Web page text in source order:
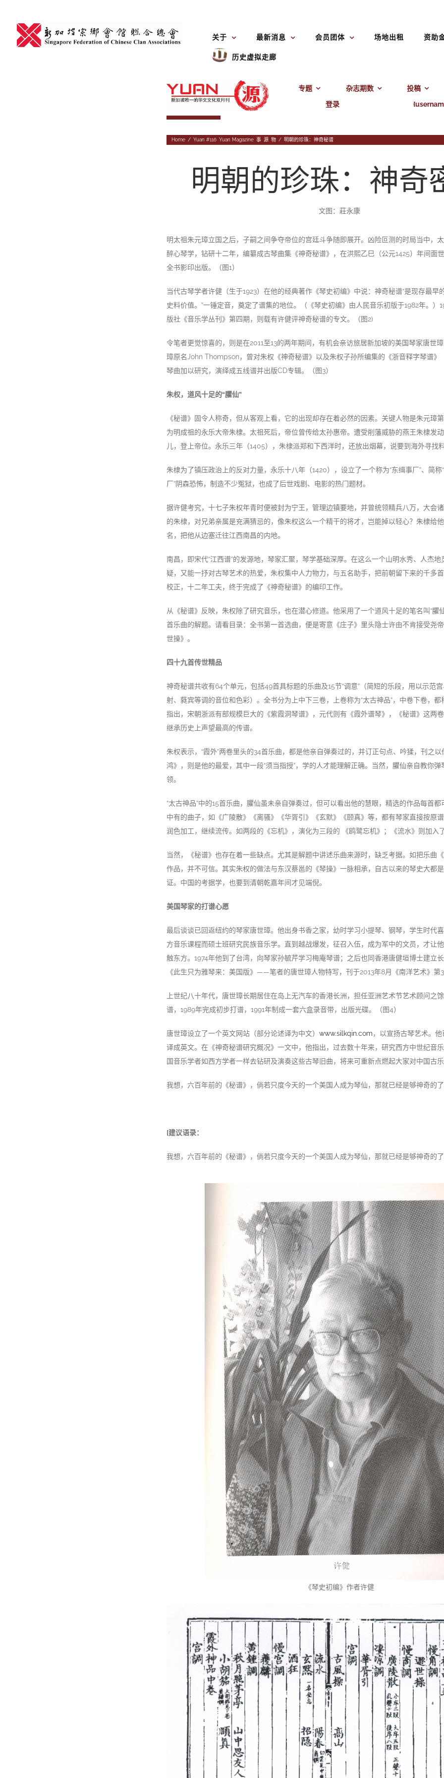
content
关于 最新消息 会员团体 场地出租 资助
历史虚拟走廊
专题 杂志期数
投稿
登录
Home / Yuan #116, Yuan Magazine, 事, 源, 物 / 明朝的珍珠：神奇秘谱
明朝的珍珠：神奇
文图：莊永康
明太祖朱元璋立国之后，子嗣之间争夺帝位的宫廷斗争随即展开。凶险叵测的时局当中，
醉心琴学，钻研十二年，编纂成古琴曲集《神奇秘谱》，在洪熙乙巳（公元1425）年间面
全书影印出版。（图1）
当代古琴学者许健（生于1923）在他的经典著作《琴史初编》中说：神奇秘谱“是现存最早
史料价值。”一锤定音，奠定了谱集的地位。（《琴史初编》由人民音乐初版于1982年。）
版社《音乐学丛刊》第四期，则载有许健评神奇秘谱的专文。（图2)
令笔者更觉惊喜的，则是在2011至13的两年期间，有机会亲访旅居新加坡的美国琴家唐世
璋原名John Thompson，曾对朱权《神奇秘谱》以及朱权子孙所编集的《浙音释字琴谱》
琴曲加以研究，演绎成五线谱并出版CD专辑。（图3）
朱权，道风十足的“臞仙”
《秘谱》固令人称奇，但从客观上看，它的出现却存在着必然的因素。关键人物是朱元璋
为明成祖的永乐大帝朱棣。太祖死后，帝位曾传给太孙惠帝。遭受削藩威胁的燕王朱棣发
儿，登上帝位。永乐三年（1405），朱棣派郑和下西洋时，还放出烟幕，说要到海外寻找
朱棣为了镇压政治上的反对力量，永乐十八年（1420），设立了一个称为“东缉事厂”、简称
厂”阴森恐怖，制造不少冤狱，也成了后世戏剧、电影的热门题材。
据许健考究，十七子朱权年青时便被封为宁王，管理边镇要地，并曾统领精兵八万，大会
的朱棣，对兄弟亲属是充满猜忌的，像朱权这么一个精干的将才，岂能掉以轻心？朱棣给他
名，把他从边塞迁往江西南昌的内地。
南昌，即宋代“江西谱”的发源地，琴家汇聚，琴学基础深厚。在这么一个山明水秀、人杰
疑，又能一抒对古琴艺术的热爱，朱权集中人力物力，与五名助手，把前朝留下来的千多
校正，十二年工夫，终于完成了《神奇秘谱》的编印工作。
从《秘谱》反映，朱权除了研究音乐，也在潜心修道。他采用了一个道风十足的笔名叫“臞
首乐曲的解题。请看目录：全书第一首选曲，便是寄意《庄子》里头隐士许由不肯接受尧
世操》。
四十九首传世精品
神奇秘谱共收有64个单元，包括49首具标题的乐曲及15节“调意”（简短的乐段，用以示范
射、蕤宾等调的音位和色彩）。全书分为上中下三卷，上卷称为“太古神品”，中卷下卷，都
指出，宋朝浙派有部规模巨大的《紫霞洞琴谱》，元代则有《霞外谱琴》，《秘谱》这两卷
继承历史上声望最高的传谱。
朱权表示，“霞外”两卷里头的34首乐曲，都是他亲自弹奏过的，并订正句点、吟猱，刊之
鸿》，则是他的最爱，其中一段“须当指授”，学的人才能理解正确。当然，臞仙亲自教你
领。
“太古神品”中的15首乐曲，臞仙虽未亲自弹奏过，但可以看出他的慧眼，精选的作品每首
中有的曲子，如《广陵散》《离骚》《华胥引》《玄默》《颐真》等，都有琴家直接按原
润色加工，继续流传。如两段的《忘机》，演化为三段的 《鸥鹭忘机》；《流水》则加入
当然，《秘谱》也存在着一些缺点。尤其是解题中讲述乐曲来源时，缺乏考据。如把乐曲
作品，并不可信。其实朱权的做法与东汉蔡邕的《琴操》一脉相承，自古以来的琴史大都
证。中国的考据学，也要到清朝乾嘉年间才见端倪。
美国琴家的打谱心愿
最后谈谈已回返纽约的琴家唐世璋。他出身书香之家，幼时学习小提琴、钢琴，学生时代
方音乐课程而硕士班研究民族音乐学。直到越战爆发，征召入伍，成为军中的文员，才让
触东方。1974年他到了台湾，向琴家孙毓芹学习梅庵琴谱；之后也同香港唐健垣博士建立
《此生只为雅琴来：美国版》——笔者的唐世璋人物特写，刊于2013年8月《南洋艺术》第
上世纪八十年代，唐世璋长期居住在岛上无汽车的香港长洲，担任亚洲艺术节艺术顾问之
谱，1989年完成初步打谱，1991年制成一套六盒录音带，出版光碟。（图4）
唐世璋设立了一个英文网站（部分论述译为中文） www.silkqin.com，以宣扬古琴艺术。
译成英文。在《神奇秘谱研究概况》一文中，他指出，过去数十年来，研究西方中世纪音
国音乐学者如西方学者一样去钻研及演奏这些古琴旧曲，将来可重新点燃起大家对中国古乐
我想，六百年前的《秘谱》，倘若只度今天的一个美国人成为琴仙，那就已经是够神奇的
[建议语录：
我想，六百年前的《秘谱》，倘若只度今天的一个美国人成为琴仙，那就已经是够神奇的
《琴史初编》作者许健